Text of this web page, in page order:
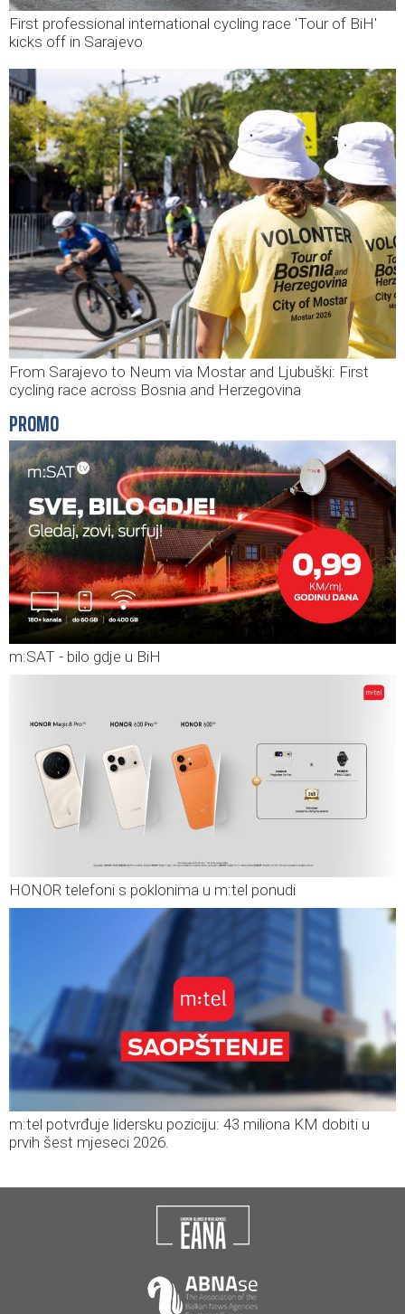
First professional international cycling race 'Tour of BiH'
kicks off in Sarajevo
From Sarajevo to Neum via Mostar and Ljubuški: First
cycling race across Bosnia and Herzegovina
PROMO
m:SAT - bilo gdje u BiH
HONOR telefoni s poklonima u m:tel ponudi
m:tel potvrđuje lidersku poziciju: 43 miliona KM dobiti u
prvih šest mjeseci 2026.